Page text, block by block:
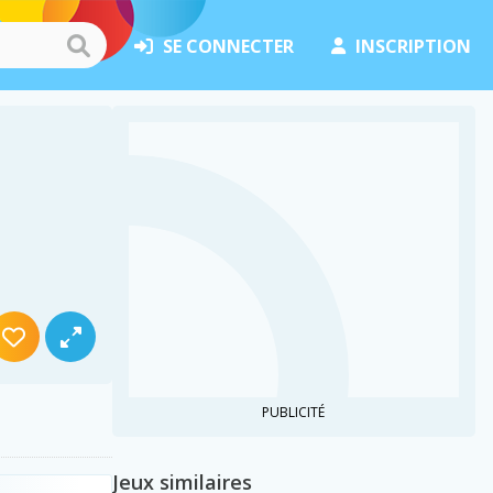
SE CONNECTER INSCRIPTION
PUBLICITÉ
Jeux similaires